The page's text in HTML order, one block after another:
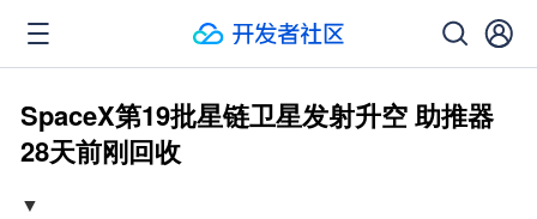
SpaceX第19批星链卫星发射升空 助推器
28天前刚回收
▼